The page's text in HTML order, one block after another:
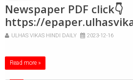
Newspaper PDF click👇
https://
ULHAS VIKAS HINDI DAILY 2023-12-16
Read more »